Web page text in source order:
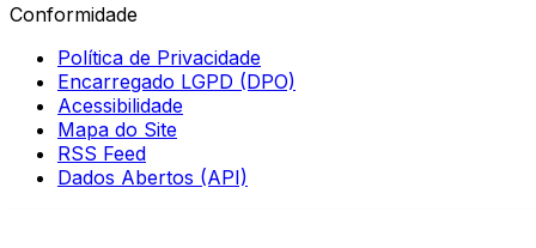
Conformidade
Política de Privacidade
Encarregado LGPD (DPO)
Acessibilidade
Mapa do Site
RSS Feed
Dados Abertos (API)